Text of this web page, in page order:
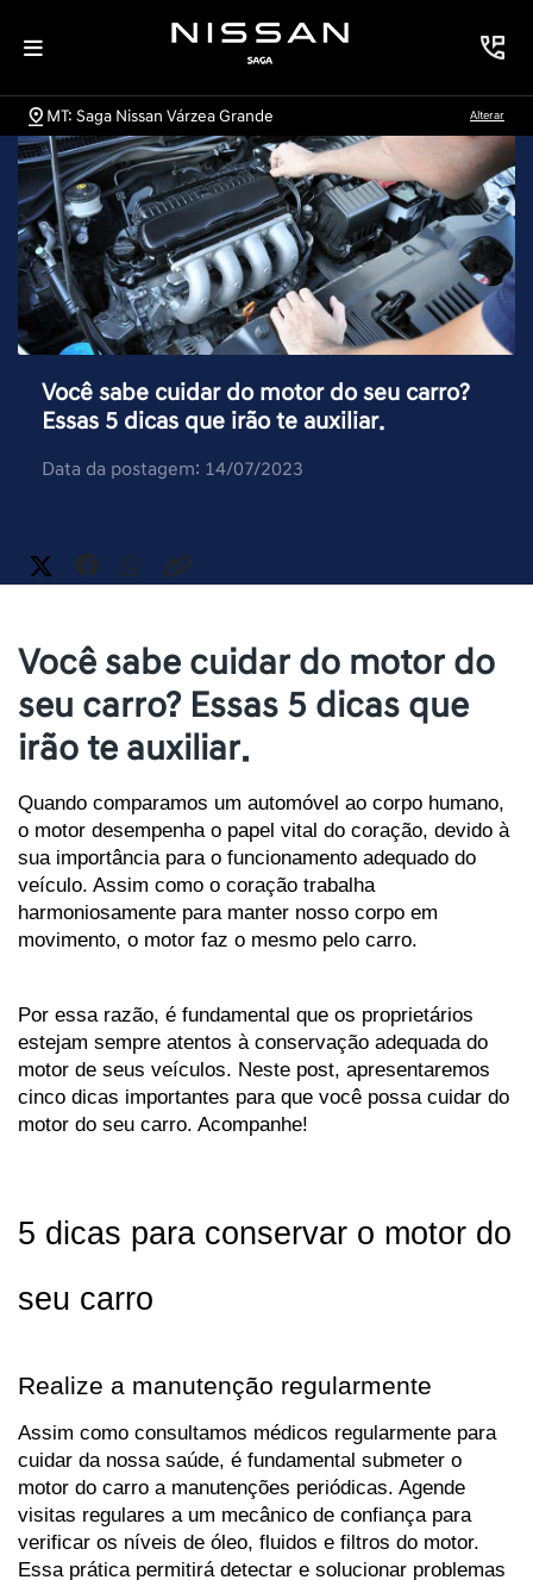
MT: Saga Nissan Várzea Grande Alterar
Você sabe cuidar do motor do seu carro?
Essas 5 dicas que irão te auxiliar.
Data da postagem: 14/07/2023
Você sabe cuidar do motor do
seu carro? Essas 5 dicas que
irão te auxiliar.
Quando comparamos um automóvel ao corpo humano,
o motor desempenha o papel vital do coração, devido à
sua importância para o funcionamento adequado do
veículo. Assim como o coração trabalha
harmoniosamente para manter nosso corpo em
movimento, o motor faz o mesmo pelo carro.
Por essa razão, é fundamental que os proprietários
estejam sempre atentos à conservação adequada do
motor de seus veículos. Neste post, apresentaremos
cinco dicas importantes para que você possa cuidar do
motor do seu carro. Acompanhe!
5 dicas para conservar o motor do
seu carro
Realize a manutenção regularmente
Assim como consultamos médicos regularmente para
cuidar da nossa saúde, é fundamental submeter o
motor do carro a manutenções periódicas. Agende
visitas regulares a um mecânico de confiança para
verificar os níveis de óleo, fluidos e filtros do motor.
Essa prática permitirá detectar e solucionar problemas